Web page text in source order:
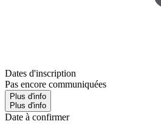
Dates d'inscription
Pas encore communiquées
Plus d'info
Plus d'info
Date à confirmer